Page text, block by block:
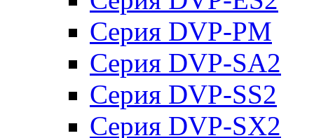
Серия DVP-PM
Серия DVP-SA2
Серия DVP-SS2
Серия DVP-SX2